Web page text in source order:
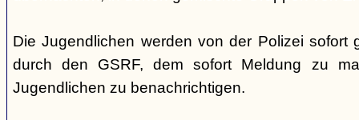
Die Jugendlichen werden von der Polizei sofort
durch den GSRF, dem sofort Meldung zu
Jugendlichen zu benachrichtigen.